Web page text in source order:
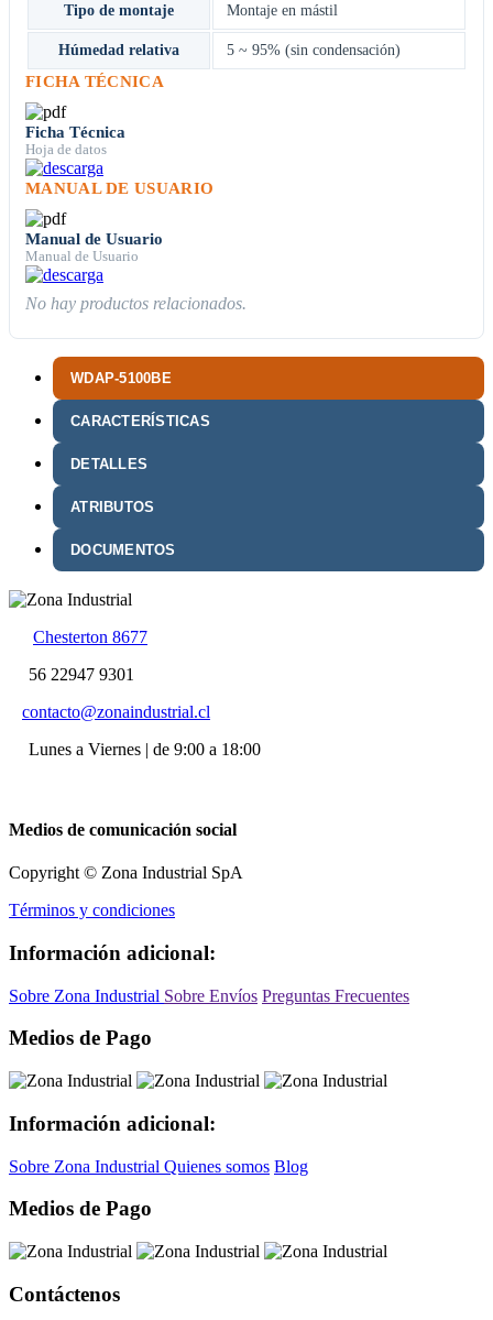
WDAP-5100BE
CARACTERÍSTICAS
DETALLES
ATRIBUTOS
DOCUMENTOS
Tipo de montaje Montaje en mástil
Húmedad relativa 5 ~ 95% (sin condensación)
FICHA TÉCNICA
Ficha Técnica
Hoja de datos
MANUAL DE USUARIO
Manual de Usuario
Manual de Usuario
No hay productos relacionados.
Chesterton 8677
56 22947 9301
contacto@zonaindustrial.cl
Lunes a Viernes | de 9:00 a 18:00
Medios de comunicación social
Copyright © Zona Industrial SpA
Términos y condiciones
Información adicional:
Sobre Zona Industrial Sobre Envíos Preguntas Frecuentes
Medios de Pago
Información adicional:
Sobre Zona Industrial Quienes somos Blog
Medios de Pago
Contáctenos